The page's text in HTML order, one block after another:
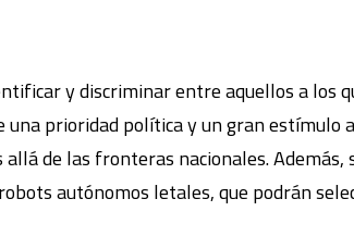
y discriminar entre aquellos a los
una prioridad política y un gran estímulo
de las fronteras nacionales. Además,
autónomos letales, que podrán